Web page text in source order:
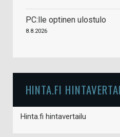
PC:lle optinen ulostulo
8.8.2026
HINTA.FI
Hinta.fi hintavertailu